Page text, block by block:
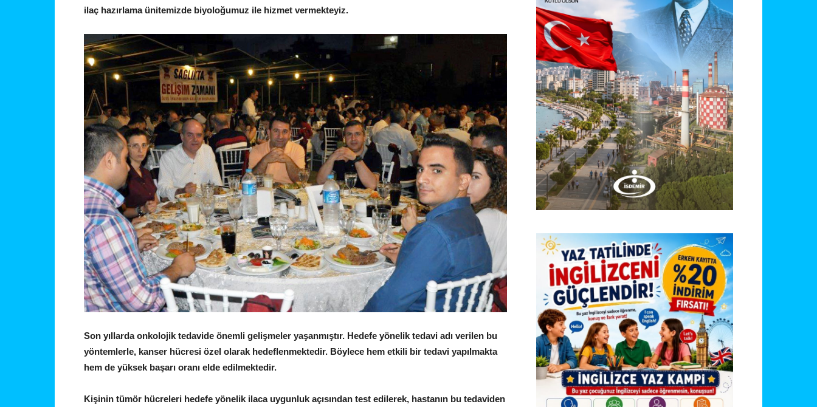
ilaç hazırlama ünitemizde biyoloğumuz ile hizmet vermekteyiz.
Son yıllarda onkolojik tedavide önemli gelişmeler yaşanmıştır. Hedefe yönelik tedavi adı verilen bu
yöntemlerle, kanser hücresi özel olarak hedeflenmektedir. Böylece hem etkili bir tedavi yapılmakta
hem de yüksek başarı oranı elde edilmektedir.
Kişinin tümör hücreleri hedefe yönelik ilaca uygunluk açısından test edilerek, hastanın bu tedaviden